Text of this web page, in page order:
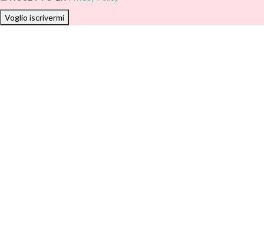
Voglio iscrivermi